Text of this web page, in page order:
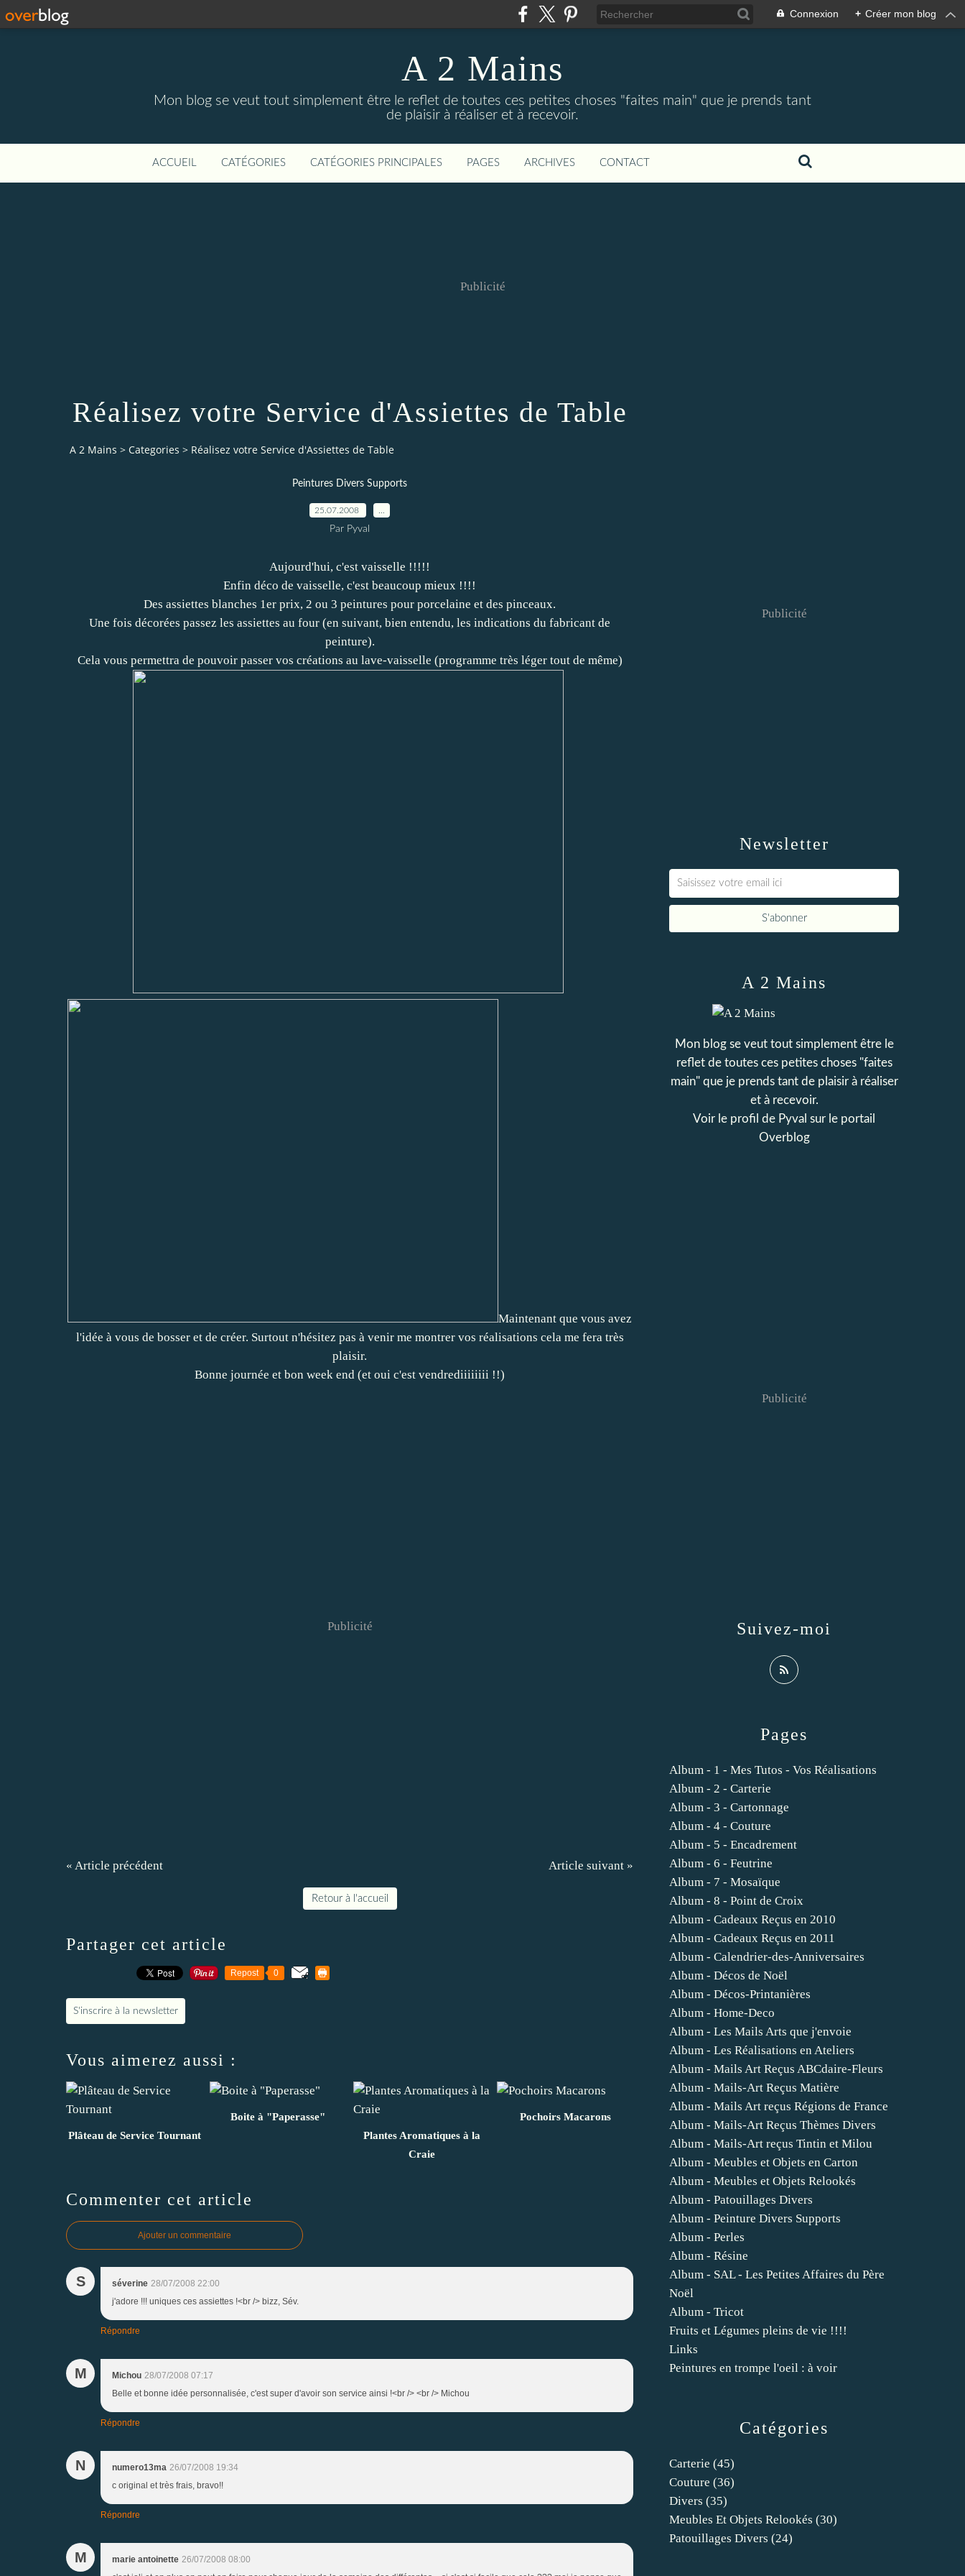
Connexion + Créer mon blog
A 2 Mains
Mon blog se veut tout simplement être le reflet de toutes ces petites choses "faites main" que je prends tant
de plaisir à réaliser et à recevoir.
ACCUEIL CATÉGORIES CATÉGORIES PRINCIPALES PAGES ARCHIVES CONTACT
Publicité
Réalisez votre Service d'Assiettes de Table
A 2 Mains > Categories > Réalisez votre Service d'Assiettes de Table
Peintures Divers Supports
25.07.2008
Par Pyval
Aujourd'hui, c'est vaisselle !!!!!
Enfin déco de vaisselle, c'est beaucoup mieux !!!!
Des assiettes blanches 1er prix, 2 ou 3 peintures pour porcelaine et des pinceaux.
Une fois décorées passez les assiettes au four (en suivant, bien entendu, les indications du fabricant de
peinture).
Cela vous permettra de pouvoir passer vos créations au lave-vaisselle (programme très léger tout de même)
Maintenant que vous avez
l'idée à vous de bosser et de créer. Surtout n'hésitez pas à venir me montrer vos réalisations cela me fera très
plaisir.
Bonne journée et bon week end (et oui c'est vendrediiiiiiii !!)
Publicité
« Article précédent Article suivant »
Retour à l'accueil
Partager cet article
Repost 0
S'inscrire à la newsletter
Vous aimerez aussi :
Plâteau de Service Tournant
Boite à "Paperasse"
Plantes Aromatiques à la
Craie
Pochoirs Macarons
Commenter cet article
Ajouter un commentaire
S séverine 28/07/2008 22:00
j'adore !!! uniques ces assiettes !<br /> bizz, Sév.
Répondre
M Michou 28/07/2008 07:17
Belle et bonne idée personnalisée, c'est super d'avoir son service ainsi !<br /> <br /> Michou
Répondre
N numero13ma 26/07/2008 19:34
c original et très frais, bravo!!
Répondre
M marie antoinette 26/07/2008 08:00
Newsletter
Publicité
Catégories
Carterie (45)
Couture (36)
Divers (35)
Meubles Et Objets Relookés (30)
Patouillages Divers (24)
Pages
Album - 1 - Mes Tutos - Vos Réalisations
Album - 2 - Carterie
Album - 3 - Cartonnage
Album - 4 - Couture
Album - 5 - Encadrement
Album - 6 - Feutrine
Album - 7 - Mosaïque
Album - 8 - Point de Croix
Album - Cadeaux Reçus en 2010
Album - Cadeaux Reçus en 2011
Album - Calendrier-des-Anniversaires
Album - Décos de Noël
Album - Décos-Printanières
Album - Home-Deco
Album - Les Mails Arts que j'envoie
Album - Les Réalisations en Ateliers
Album - Mails Art Reçus ABCdaire-Fleurs
Album - Mails-Art Reçus Matière
Album - Mails Art reçus Régions de France
Album - Mails-Art Reçus Thèmes Divers
Album - Mails-Art reçus Tintin et Milou
Album - Meubles et Objets en Carton
Album - Meubles et Objets Relookés
Album - Patouillages Divers
Album - Peinture Divers Supports
Album - Perles
Album - Résine
Album - SAL - Les Petites Affaires du Père
Noël
Album - Tricot
Fruits et Légumes pleins de vie !!!!
Links
Peintures en trompe l'oeil : à voir
A 2 Mains
Mon blog se veut tout simplement être le
reflet de toutes ces petites choses "faites
main" que je prends tant de plaisir à réaliser
et à recevoir.
Voir le profil de Pyval sur le portail
Overblog
Suivez-moi
Publicité